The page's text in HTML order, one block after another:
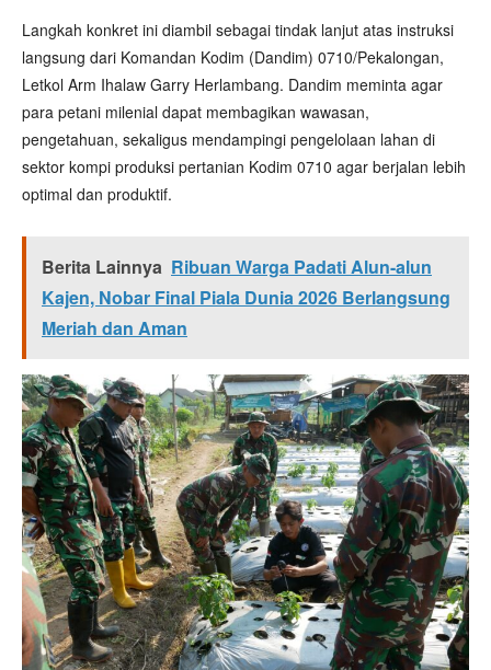
Langkah konkret ini diambil sebagai tindak lanjut atas instruksi
langsung dari Komandan Kodim (Dandim) 0710/Pekalongan,
Letkol Arm Ihalaw Garry Herlambang. Dandim meminta agar
para petani milenial dapat membagikan wawasan,
pengetahuan, sekaligus mendampingi pengelolaan lahan di
sektor kompi produksi pertanian Kodim 0710 agar berjalan lebih
optimal dan produktif.
Berita Lainnya Ribuan Warga Padati Alun-alun
Kajen, Nobar Final Piala Dunia 2026 Berlangsung
Meriah dan Aman